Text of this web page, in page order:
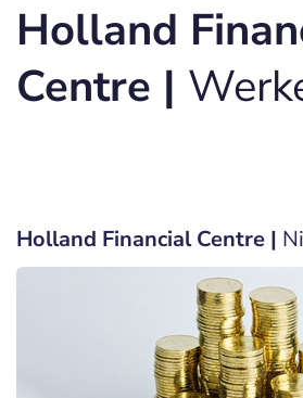
Holland
Centre |
Holland Financial Centre |